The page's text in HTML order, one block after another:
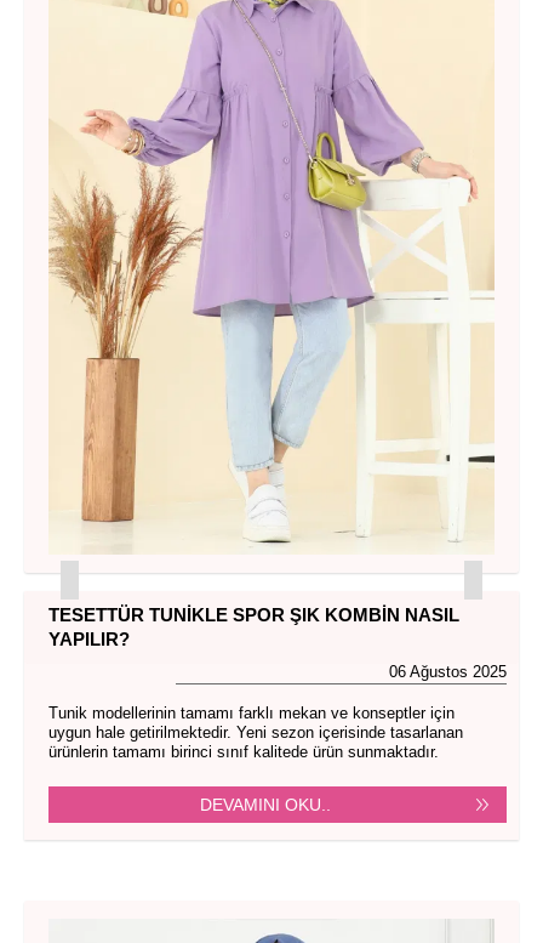
TESETTÜR TUNIKLE SPOR ŞIK KOMBIN NASIL
YAPILIR?
06 Ağustos 2025
Tunik modellerinin tamamı farklı mekan ve konseptler için
uygun hale getirilmektedir. Yeni sezon içerisinde tasarlanan
ürünlerin tamamı birinci sınıf kalitede ürün sunmaktadır.
DEVAMINI OKU..